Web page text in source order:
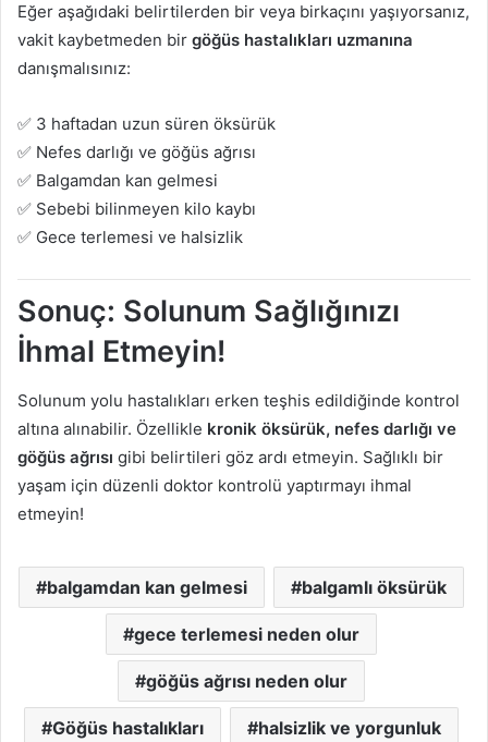
Eğer aşağıdaki belirtilerden bir veya birkaçını yaşıyorsanız,
vakit kaybetmeden bir göğüs hastalıkları uzmanına
danışmalısınız:
✅ 3 haftadan uzun süren öksürük
✅ Nefes darlığı ve göğüs ağrısı
✅ Balgamdan kan gelmesi
✅ Sebebi bilinmeyen kilo kaybı
✅ Gece terlemesi ve halsizlik
Sonuç: Solunum Sağlığınızı
İhmal Etmeyin!
Solunum yolu hastalıkları erken teşhis edildiğinde kontrol
altına alınabilir. Özellikle kronik öksürük, nefes darlığı ve
göğüs ağrısı gibi belirtileri göz ardı etmeyin. Sağlıklı bir
yaşam için düzenli doktor kontrolü yaptırmayı ihmal
etmeyin!
balgamdan kan gelmesi balgamlı öksürük
gece terlemesi neden olur
göğüs ağrısı neden olur
Göğüs hastalıkları halsizlik ve yorgunluk